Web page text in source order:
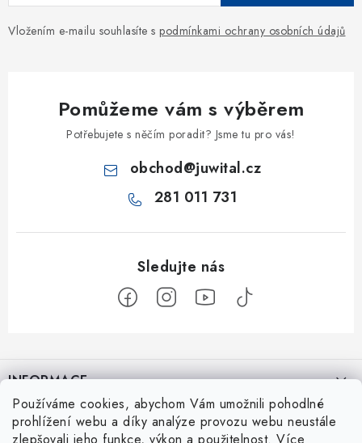
Používáme cookies, abychom Vám umožnili pohodlné
prohlížení webu a díky analýze provozu webu neustále
Vložením e-mailu souhlasíte s podmínkami ochrany osobních údajů
Pomůžeme vám s výběrem
Potřebujete s něčím poradit? Jsme tu pro vás!
obchod@juwital.cz
281 011 731
á
pINFORMACE
Kontakt
JuWital s.r.o.